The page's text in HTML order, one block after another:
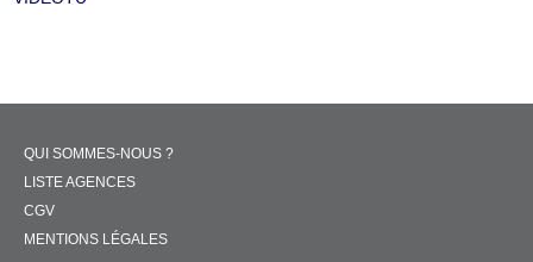
QUI SOMMES-NOUS ?
LISTE AGENCES
CGV
MENTIONS LÉGALES